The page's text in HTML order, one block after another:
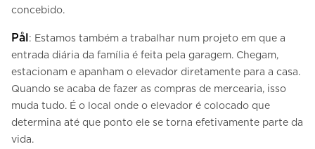
concebido.
Pål: Estamos também a trabalhar num projeto em que a
entrada diária da família é feita pela garagem. Chegam,
estacionam e apanham o elevador diretamente para a casa.
Quando se acaba de fazer as compras de mercearia, isso
muda tudo. É o local onde o elevador é colocado que
determina até que ponto ele se torna efetivamente parte da
vida.